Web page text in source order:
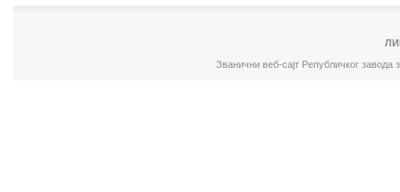
Званични веб-сајт Републичког